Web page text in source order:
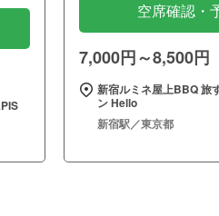
空席確認・
7,000円～8,500円
新宿ルミネ屋上BBQ 旅
ン Hello
新宿駅／東京都